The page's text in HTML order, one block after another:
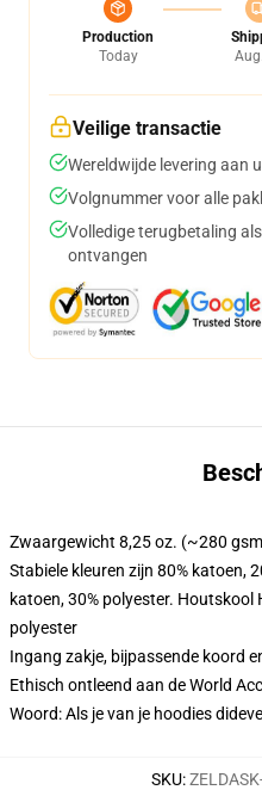
Production
Today
Veilige transactie
Wereldwijde levering aan
Volgnummer voor alle
Volledige terugbetaling
ontvangen
Zwaargewicht 8,25 oz. (~280
Stabiele kleuren zijn 80% katoen,
katoen, 30% polyester. Houtskool
polyester
Ingang zakje, bijpassende koord
Ethisch ontleend aan de World
Woord: Als je van je hoodies
SKU: